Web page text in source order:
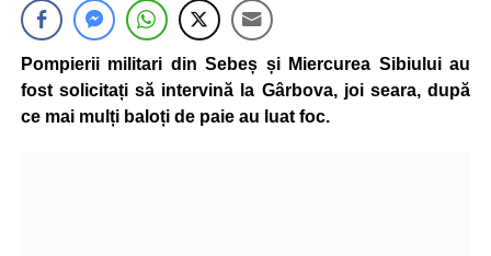
Pompierii militari din Sebeș și Miercurea Sibiului au
fost solicitați să intervină la Gârbova, joi seara, după
ce mai mulți baloți de paie au luat foc.